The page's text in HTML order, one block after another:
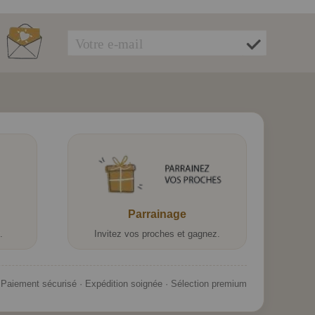
Parrainage
Invitez vos proches et gagnez.
Paiement sécurisé · Expédition soignée · Sélection premium